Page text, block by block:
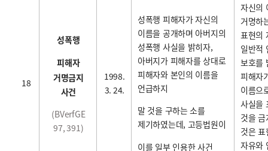
18
성폭행
피해자
거명금지
사건
(BVerfGE
97, 391)
1998.
3. 24.
성폭행 피해자가 자신의
이름을 공개하며 아버지의
성폭행 사실을 밝히자,
아버지가 피해자를 상대로
피해자와 본인의 이름을
언급하지
말 것을 구하는 소를
제기하였는데, 고등법원이
이를 일부 인용한 사건
자신의
거명하
표현의
일반적
보호를
피해자
이름으
사실을
것을
것은 표
자유와